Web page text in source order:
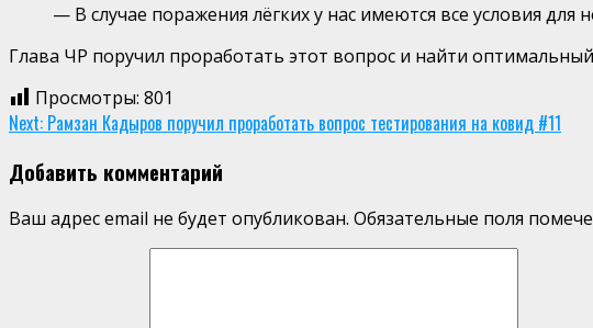
— В случае поражения лёгких у нас имеются все условия
Глава ЧР поручил проработать этот вопрос и найти
Просмотры: 801
Continue
Reading
Next: Рамзан Кадыров поручил проработать вопрос тестирования на ковид #11
Добавить комментарий
Ваш адрес email не будет опубликован. Обязательные поля